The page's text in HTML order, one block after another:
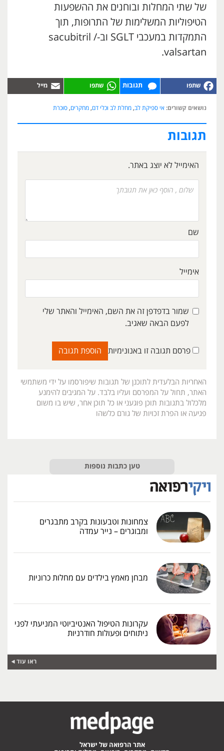
של שתי המחלות ובוחנים את ההשפעות
הטיפוליות המשלימות של התרופות, תוך
התמקדות במעכבי SGLT וב-sacubitril /
valsartan.
תגובות
נושאים קשורים: אי ספיקת לב, מחלת לב וכלי דם, מחקרים, סוכרת
תגובות
האימייל לא יוצג באתר.
שם
אימייל
שמור בדפדפן זה את השם, האימייל והאתר שלי
לפעם הבאה שאגיב.
פרסם תגובה זו באנונימיות
האחריות הבלעדית לתוכנן של תגובות שיפורסמו על ידי משתמשי
האתר, תחול על המפרסם ועליו בלבד. על המגיבים להימנע
מלכלול בתגובות תוכן פוגעני או כל תוכן אחר, שיש בו משום
פגיעה או הפרת זכויות של גורם כלשהו
טען כתבות נוספות
צמחונות וטבעונות בקרב מתבגרים
ומבוגרים – נייר עמדה
מבחן מאמץ בילדים עם מחלות כרוניות
עקרונות הטיפול האנטיביוטי המניעתי לפני
ניתוחים ופעולות חודרניות
ראו עוד
אתר הרפואה של ישראל